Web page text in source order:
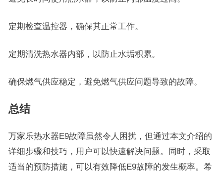
定期检查温控器，确保其正常工作。
定期清洗热水器内部，以防止水垢积累。
确保燃气供应稳定，避免燃气供应问题导致的故障。
总结
万家乐热水器E9故障虽然令人困扰，但通过本文介绍的
详细步骤和技巧，用户可以快速解决问题。同时，采取
适当的预防措施，可以有效降低E9故障的发生概率。希